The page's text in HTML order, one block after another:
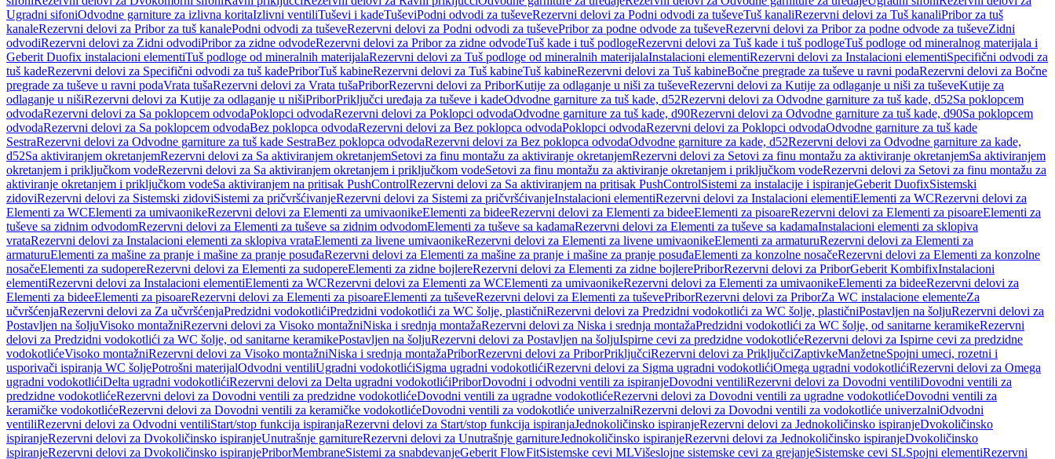
Ugradni sifoniOdvodne garniture za izlivna koritaIzlivni ventiliTuševi i kadeTuševiPodni odvodi za tuševeRezervni delovi za Podni odvodi za tuševeTuš kanaliRezervni delovi za Tuš kanaliPribor za tuš
kanaleRezervni delovi za Pribor za tuš kanalePodni odvodi za tuševeRezervni delovi za Podni odvodi za tuševePribor za podne odvode za tuševeRezervni delovi za Pribor za podne odvode za tuševeZidni
odvodiRezervni delovi za Zidni odvodiPribor za zidne odvodeRezervni delovi za Pribor za zidne odvodeTuš kade i tuš podlogeRezervni delovi za Tuš kade i tuš podlogeTuš podloge od mineralnog materijala i
Geberit Duofix instalacioni elementiTuš podloge od mineralnih materijalaRezervni delovi za Tuš podloge od mineralnih materijalaInstalacioni elementiRezervni delovi za Instalacioni elementiSpecifični odvodi za
tuš kadeRezervni delovi za Specifični odvodi za tuš kadePriborTuš kabineRezervni delovi za Tuš kabineTuš kabineRezervni delovi za Tuš kabineBočne pregrade za tuševe u ravni podaRezervni delovi za Bočne
pregrade za tuševe u ravni podaVrata tušaRezervni delovi za Vrata tušaPriborRezervni delovi za PriborKutije za odlaganje u niši za tuševeRezervni delovi za Kutije za odlaganje u niši za tuševeKutije za
odlaganje u nišiRezervni delovi za Kutije za odlaganje u nišiPriborPriključci uređaja za tuševe i kadeOdvodne garniture za tuš kade, d52Rezervni delovi za Odvodne garniture za tuš kade, d52Sa poklopcem
odvodaRezervni delovi za Sa poklopcem odvodaPoklopci odvodaRezervni delovi za Poklopci odvodaOdvodne garniture za tuš kade, d90Rezervni delovi za Odvodne garniture za tuš kade, d90Sa poklopcem
odvodaRezervni delovi za Sa poklopcem odvodaBez poklopca odvodaRezervni delovi za Bez poklopca odvodaPoklopci odvodaRezervni delovi za Poklopci odvodaOdvodne garniture za tuš kade
SestraRezervni delovi za Odvodne garniture za tuš kade SestraBez poklopca odvodaRezervni delovi za Bez poklopca odvodaOdvodne garniture za kade, d52Rezervni delovi za Odvodne garniture za kade,
d52Sa aktiviranjem okretanjemRezervni delovi za Sa aktiviranjem okretanjemSetovi za finu montažu za aktiviranje okretanjemRezervni delovi za Setovi za finu montažu za aktiviranje okretanjemSa aktiviranjem
okretanjem i priključkom vodeRezervni delovi za Sa aktiviranjem okretanjem i priključkom vodeSetovi za finu montažu za aktiviranje okretanjem i priključkom vodeRezervni delovi za Setovi za finu montažu za
aktiviranje okretanjem i priključkom vodeSa aktiviranjem na pritisak PushControlRezervni delovi za Sa aktiviranjem na pritisak PushControlSistemi za instalacije i ispiranjeGeberit DuofixSistemski
zidoviRezervni delovi za Sistemski zidoviSistemi za pričvršćivanjeRezervni delovi za Sistemi za pričvršćivanjeInstalacioni elementiRezervni delovi za Instalacioni elementiElementi za WCRezervni delovi za
Elementi za WCElementi za umivaonikeRezervni delovi za Elementi za umivaonikeElementi za bideeRezervni delovi za Elementi za bideeElementi za pisoareRezervni delovi za Elementi za pisoareElementi za
tuševe sa zidnim odvodomRezervni delovi za Elementi za tuševe sa zidnim odvodomElementi za tuševe sa kadamaRezervni delovi za Elementi za tuševe sa kadamaInstalacioni elementi za sklopiva
vrataRezervni delovi za Instalacioni elementi za sklopiva vrataElementi za livene umivaonikeRezervni delovi za Elementi za livene umivaonikeElementi za armaturuRezervni delovi za Elementi za
armaturuElementi za mašine za pranje i mašine za pranje posuđaRezervni delovi za Elementi za mašine za pranje i mašine za pranje posuđaElementi za konzolne nosačeRezervni delovi za Elementi za konzolne
nosačeElementi za sudopereRezervni delovi za Elementi za sudopereElementi za zidne bojlereRezervni delovi za Elementi za zidne bojlerePriborRezervni delovi za PriborGeberit KombifixInstalacioni
elementiRezervni delovi za Instalacioni elementiElementi za WCRezervni delovi za Elementi za WCElementi za umivaonikeRezervni delovi za Elementi za umivaonikeElementi za bideeRezervni delovi za
Elementi za bideeElementi za pisoareRezervni delovi za Elementi za pisoareElementi za tuševeRezervni delovi za Elementi za tuševePriborRezervni delovi za PriborZa WC instalacione elementeZa
učvršćenjaRezervni delovi za Za učvršćenjaPredzidni vodokotlićiPredzidni vodokotlići za WC šolje, plastičniRezervni delovi za Predzidni vodokotlići za WC šolje, plastičniPostavljen na šoljuRezervni delovi za
Postavljen na šoljuVisoko montažniRezervni delovi za Visoko montažniNiska i srednja montažaRezervni delovi za Niska i srednja montažaPredzidni vodokotlići za WC šolje, od sanitarne keramikeRezervni
delovi za Predzidni vodokotlići za WC šolje, od sanitarne keramikePostavljen na šoljuRezervni delovi za Postavljen na šoljuIspirne cevi za predzidne vodokotlićeRezervni delovi za Ispirne cevi za predzidne
vodokotlićeVisoko montažniRezervni delovi za Visoko montažniNiska i srednja montažaPriborRezervni delovi za PriborPriključciRezervni delovi za PriključciZaptivkeManžetneSpojni umeci, rozetni i
usporivači ispiranja WC šoljePotrošni materijalOdvodni ventiliUgradni vodokotlićiSigma ugradni vodokotlićiRezervni delovi za Sigma ugradni vodokotlićiOmega ugradni vodokotlićiRezervni delovi za Omega
ugradni vodokotlićiDelta ugradni vodokotlićiRezervni delovi za Delta ugradni vodokotlićiPriborDovodni i odvodni ventili za ispiranjeDovodni ventiliRezervni delovi za Dovodni ventiliDovodni ventili za
predzidne vodokotlićeRezervni delovi za Dovodni ventili za predzidne vodokotlićeDovodni ventili za ugradne vodokotlićeRezervni delovi za Dovodni ventili za ugradne vodokotlićeDovodni ventili za
keramičke vodokotlićeRezervni delovi za Dovodni ventili za keramičke vodokotlićeDovodni ventili za vodokotliće univerzalniRezervni delovi za Dovodni ventili za vodokotliće univerzalniOdvodni
ventiliRezervni delovi za Odvodni ventiliStart/stop funkcija ispiranjaRezervni delovi za Start/stop funkcija ispiranjaJednokoličinsko ispiranjeRezervni delovi za Jednokoličinsko ispiranjeDvokoličinsko
ispiranjeRezervni delovi za Dvokoličinsko ispiranjeUnutrašnje garnitureRezervni delovi za Unutrašnje garnitureJednokoličinsko ispiranjeRezervni delovi za Jednokoličinsko ispiranjeDvokoličinsko
ispiranjeRezervni delovi za Dvokoličinsko ispiranjePriborMembraneSistemi za snabdevanjeGeberit FlowFitSistemske cevi MLVišeslojne sistemske cevi za grejanjeSistemske cevi SLSpojni elementiRezervni